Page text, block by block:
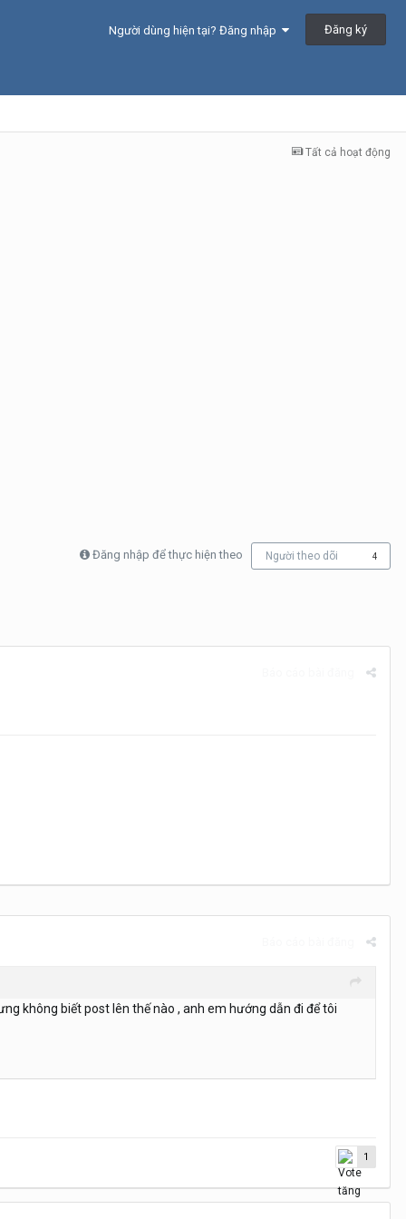
Người dùng hiện tại? Đăng nhập Đăng ký
Tất cả hoạt động
Đăng nhập để thực hiện theo Người theo dõi 4
không biết post lên thế nào , anh em hướng dẫn đi để tôi
1